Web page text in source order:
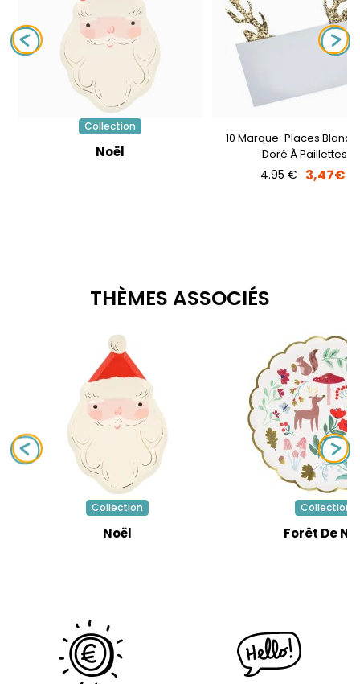
Collection
Noël
10 Marque-Places Blanc
Doré À Paillettes
4.95 € 3,47€
THÈMES ASSOCIÉS
Collection
Noël
Collection
Forêt De